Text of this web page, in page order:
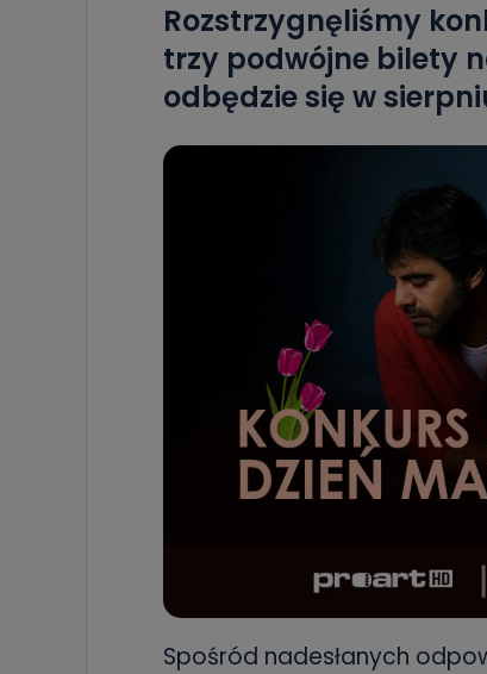
Rozstrzygnęliśmy
trzy podwójne bilety
odbędzie się w
Spośród nadesłanych